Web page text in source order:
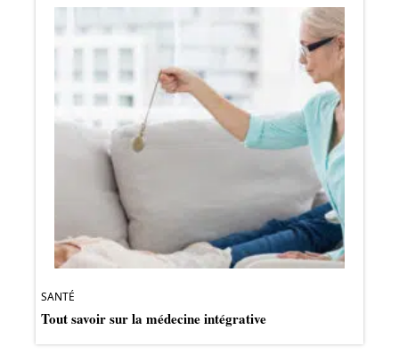
SANTÉ
Tout savoir sur la médecine intégrative